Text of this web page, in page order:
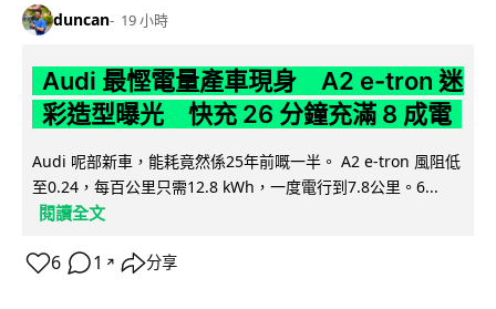
duncan 19 小時
Audi 最慳電量產車現身 A2 e-tron 迷
彩造型曝光 快充 26 分鐘充滿 8 成電
Audi 呢部新車，能耗竟然係25年前嘅一半。 A2 e-tron 風阻低
至0.24，每百公里只需12.8 kWh，一度電行到7.8公里。6...
閱讀全文
6 1 ↗ 分享